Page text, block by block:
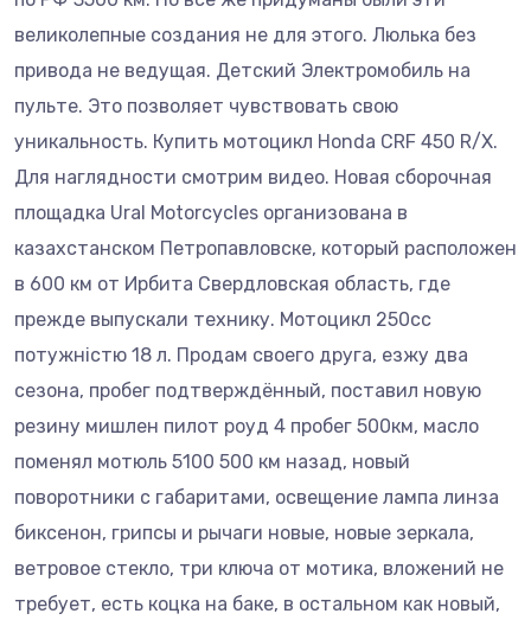
великолепные создания не для этого. Люлька без
привода не ведущая. Детский Электромобиль на
пульте. Это позволяет чувствовать свою
уникальность. Купить мотоцикл Honda CRF 450 R/X.
Для наглядности смотрим видео. Новая сборочная
площадка Ural Motorcycles организована в
казахстанском Петропавловске, который расположен
в 600 км от Ирбита Свердловская область, где
прежде выпускали технику. Мотоцикл 250сс
потужністю 18 л. Продам своего друга, езжу два
сезона, пробег подтверждённый, поставил новую
резину мишлен пилот роуд 4 пробег 500км, масло
поменял мотюль 5100 500 км назад, новый
поворотники с габаритами, освещение лампа линза
биксенон, грипсы и рычаги новые, новые зеркала,
ветровое стекло, три ключа от мотика, вложений не
требует, есть коцка на баке, в остальном как новый,